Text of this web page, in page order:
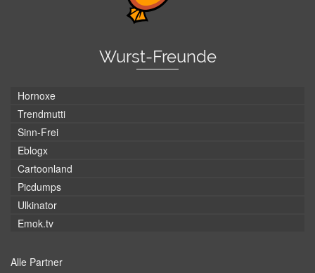
Wurst-Freunde
Hornoxe
Trendmutti
Sinn-Frei
Eblogx
Cartoonland
Picdumps
Ulkinator
Emok.tv
Alle Partner